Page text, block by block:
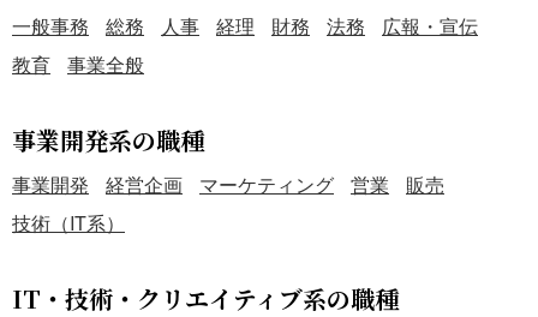
一般事務 総務 人事 経理 財務 法務
広報・宣伝
教育
事業全般
事業開発系の職種
事業開発 経営企画 マーケティング 営業
販売
技術（IT系）
IT・技術・クリエイティブ系の職種